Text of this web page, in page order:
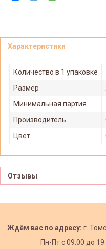
Характеристики
Количество в 1 упаковке
Размер
Минимальная партия
Производитель
Цвет
Отзывы
Ждём вас по адресу: г.
Пн-Пт с09:00 до